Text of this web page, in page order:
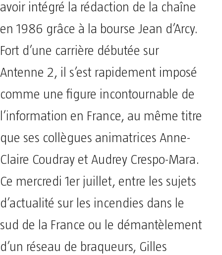
avoir intégré la rédaction de la chaîne
en 1986 grâce à la bourse Jean d’Arcy.
Fort d’une carrière débutée sur
Antenne 2, il s’est rapidement imposé
comme une figure incontournable de
l’information en France, au même titre
que ses collègues animatrices Anne-
Claire Coudray et Audrey Crespo-Mara.
Ce mercredi 1er juillet, entre les sujets
d’actualité sur les incendies dans le
sud de la France ou le démantèlement
d’un réseau de braqueurs, Gilles